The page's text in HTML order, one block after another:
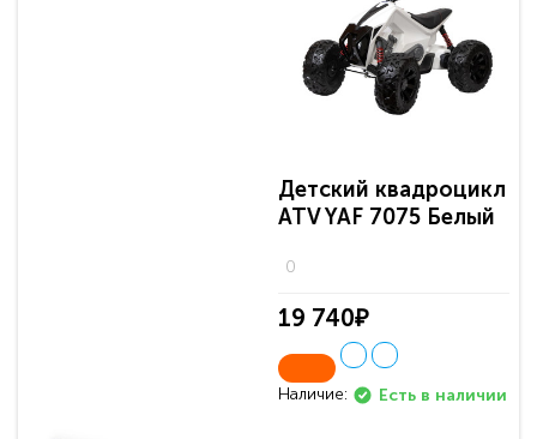
Детский квадроцикл
ATV YAF 7075 Белый
0
19 740₽
Наличие: Есть в наличии